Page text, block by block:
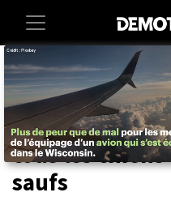
Accueil Societe Animaux
Un avion
s'écrase sur
tous les
saufs